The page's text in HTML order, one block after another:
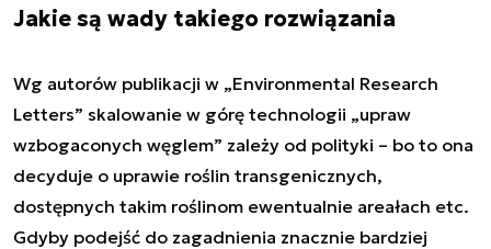
Jakie są wady takiego rozwiązania
Wg autorów publikacji w „Environmental Research
Letters” skalowanie w górę technologii „upraw
wzbogaconych węglem” zależy od polityki – bo to ona
decyduje o uprawie roślin transgenicznych,
dostępnych takim roślinom ewentualnie areałach etc.
Gdyby podejść do zagadnienia znacznie bardziej